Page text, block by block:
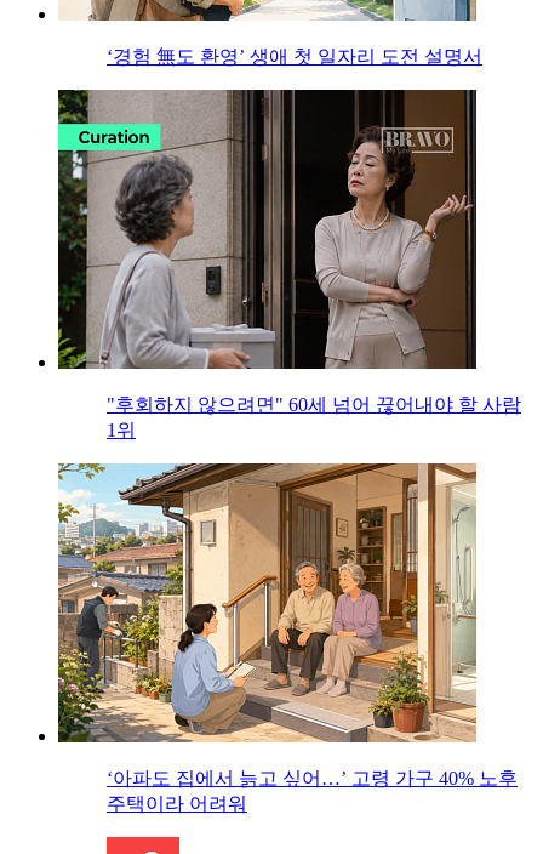
‘경험 無도 환영’ 생애 첫 일자리 도전 설명서
"후회하지 않으려면" 60세 넘어 끊어내야 할 사람
1위
‘아파도 집에서 늙고 싶어…’ 고령 가구 40% 노후
주택이라 어려워